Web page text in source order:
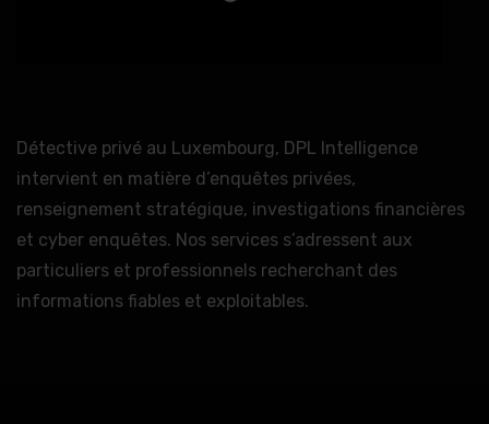
Détective privé au Luxembourg, DPL Intelligence
intervient en matière d’enquêtes privées,
renseignement stratégique, investigations financières
et cyber enquêtes. Nos services s’adressent aux
particuliers et professionnels recherchant des
informations fiables et exploitables.